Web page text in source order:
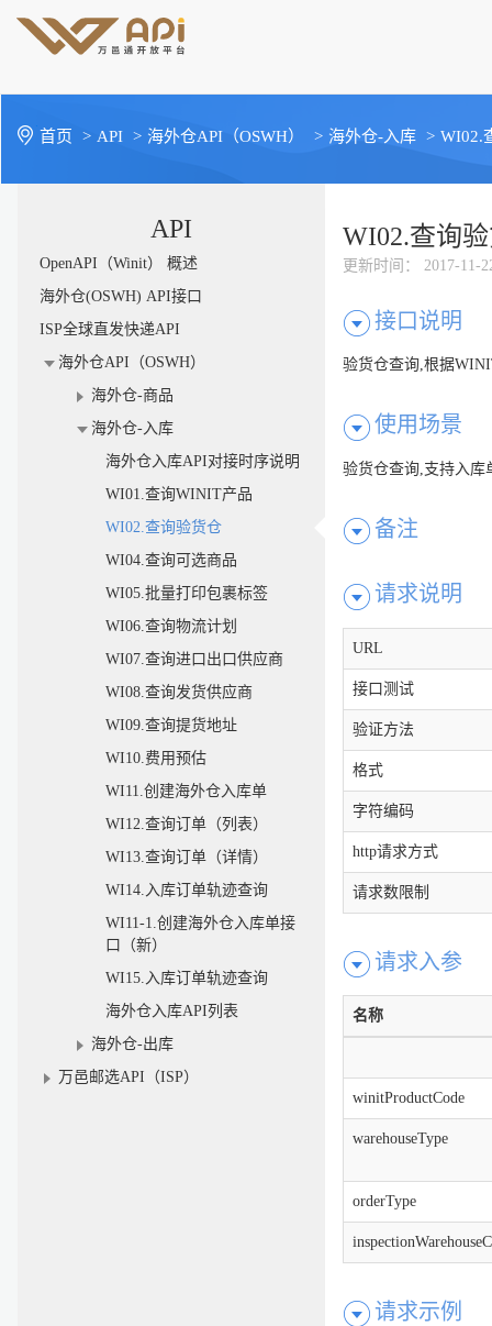
首页 > API > 海外仓API（OSWH） > 海外仓-入库 > WI02.
API
OpenAPI（Winit） 概述
海外仓(OSWH) API接口
ISP全球直发快递API
海外仓API（OSWH）
海外仓-商品
海外仓-入库
海外仓入库API对接时序说明
WI01.查询WINIT产品
WI02.查询验货仓
WI04.查询可选商品
WI05.批量打印包裹标签
WI06.查询物流计划
WI07.查询进口出口供应商
WI08.查询发货供应商
WI09.查询提货地址
WI10.费用预估
WI11.创建海外仓入库单
WI12.查询订单（列表）
WI13.查询订单（详情）
WI14.入库订单轨迹查询
WI11-1.创建海外仓入库单接
口（新）
WI15.入库订单轨迹查询
海外仓入库API列表
海外仓-出库
万邑邮选API（ISP）
WI02.查询
更新时间 ： 2017-11-
接口说明
验货仓查询,根据
使用场景
验货仓查询,支持入库
备注
请求说明
URL
接口测试
验证方法
格式
字符编码
http请求方式
请求数限制
请求入参
名称
winitProductCode
warehouseType
orderType
请求示例